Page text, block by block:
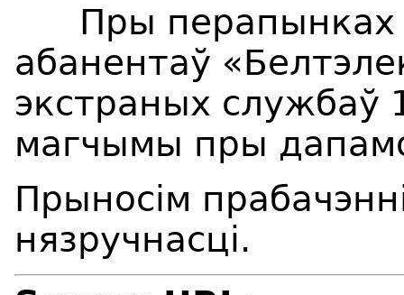
Пры перапынках
абанентаў
экстраных службаў
магчымы пры
Прыносім
нязручнасці.